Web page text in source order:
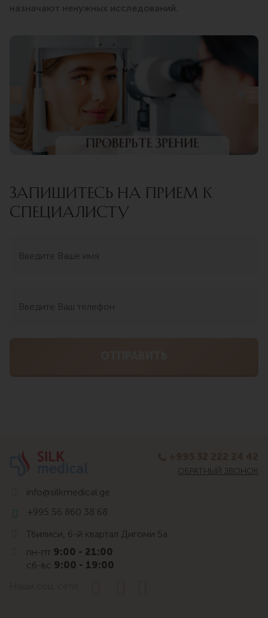
назначают ненужных исследований.
ЗАПИШИТЕСЬ НА ПРИЕМ К
СПЕЦИАЛИСТУ
ОБРАТНЫЙ ЗВОНОК
info@silkmedical.ge
+995 56 860 38 68
Тбилиси, 6-й квартал Дигоми 5а
пн-пт 9:00 - 21:00
сб-вс 9:00 - 19:00